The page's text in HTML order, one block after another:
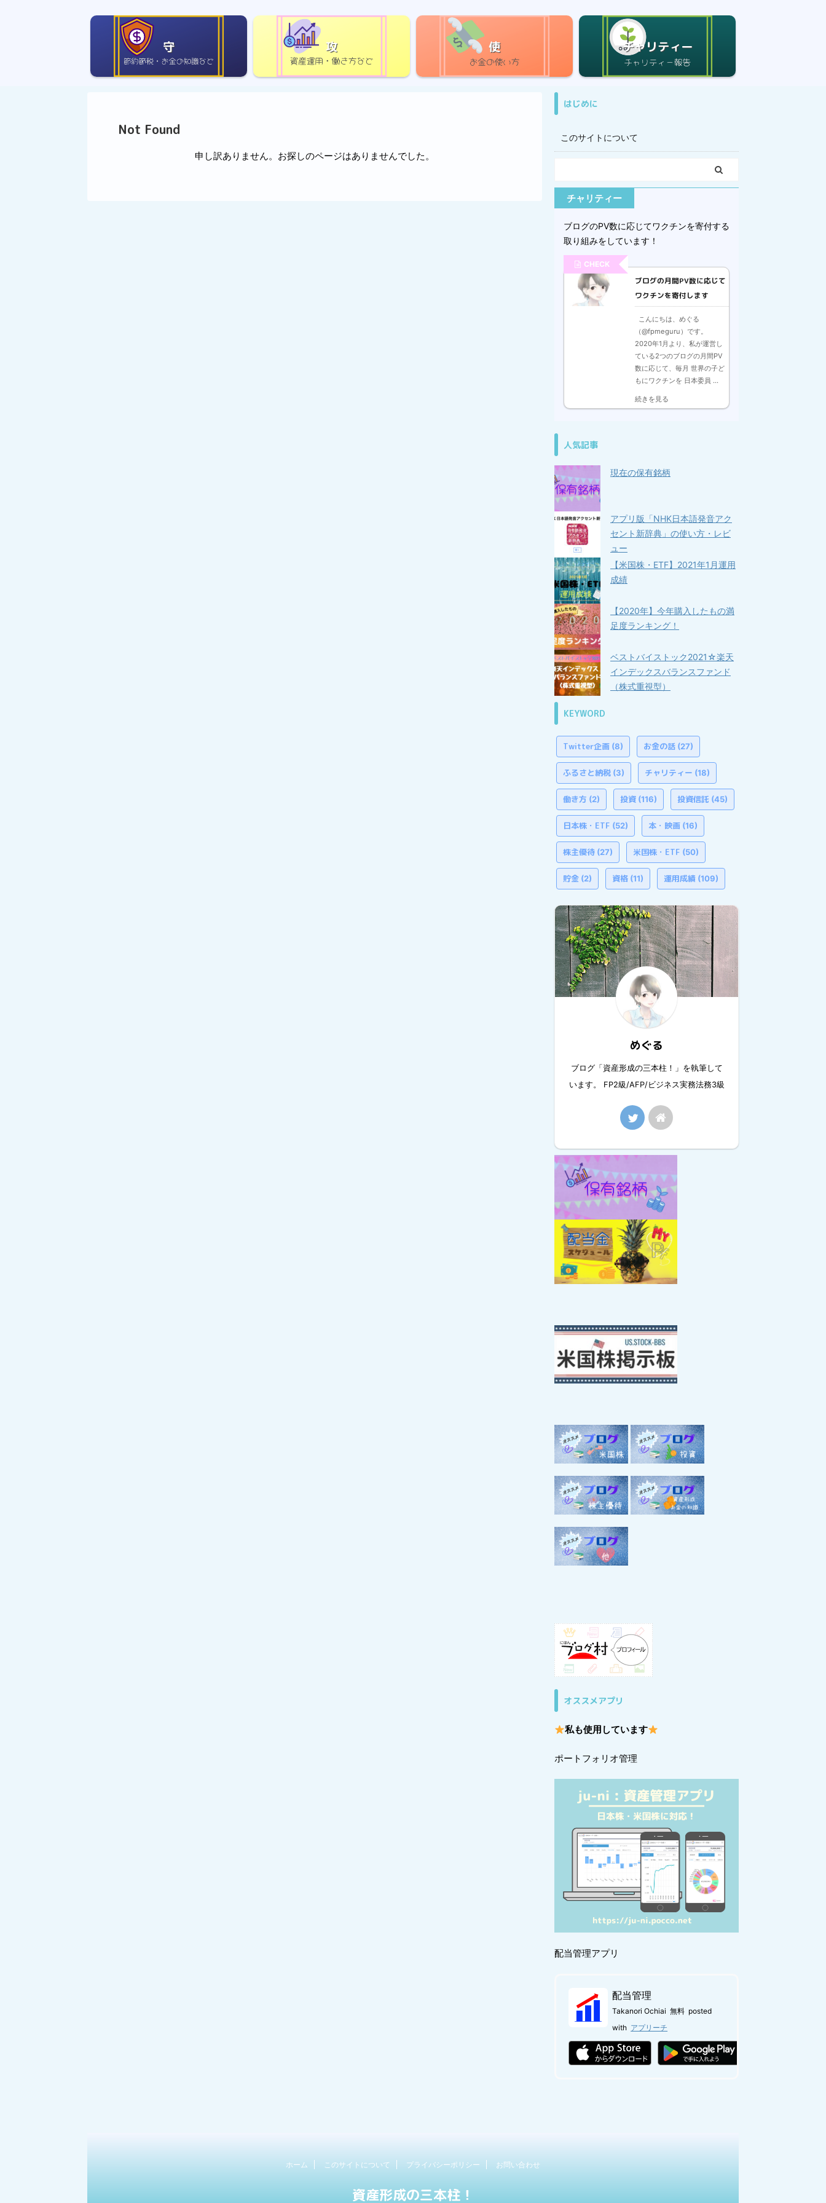
守 攻 使 チャリティー
Not Found
申し訳ありません。お探しのページはありませんでした。
はじめに
このサイトについて
チャリティー
ブログのPV数に応じてワクチンを寄付する
取り組みをしています！
CHECK
ブログの月間PV数に応じて
ワクチンを寄付します
こんにちは、めぐる
（@fpmeguru）です。
2020年1月より、私が運営し
ている2つのブログの月間PV
数に応じて、毎月 世界の子ど
もにワクチンを 日本委員 ...
続きを見る
人気記事
現在の保有銘柄
アプリ版「NHK日本語発音アク
セント新辞典」の使い方・レビ
ュー
【米国株・ETF】2021年1月運用
成績
【2020年】今年購入したもの満
足度ランキング！
ベストバイストック2021☆楽天
インデックスバランスファンド
（株式重視型）
KEYWORD
Twitter企画 (8) お金の話 (27)
ふるさと納税 (3) チャリティー (18)
働き方 (2) 投資 (116) 投資信託 (45)
日本株・ETF (52) 本・映画 (16)
株主優待 (27) 米国株・ETF (50)
貯金 (2) 資格 (11) 運用成績 (109)
めぐる
ブログ「資産形成の三本柱！」を執筆して
います。 FP2級/AFP/ビジネス実務法務3級
オススメアプリ
私も使用しています
ポートフォリオ管理
配当管理アプリ
配当管理
Takanori Ochiai 無料 posted
with アプリーチ
ホーム このサイトについて プライバシーポリシー お問い合わせ
資産形成の三本柱！